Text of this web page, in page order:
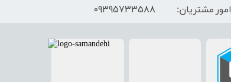
امور مشتریان: 09395733588